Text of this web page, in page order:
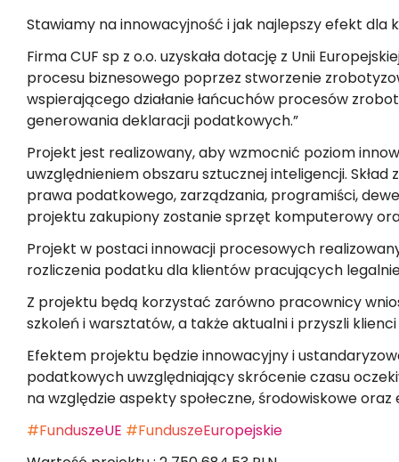
ZASIŁEK RODZINNY W HOLANDII
ZASIŁEK RODZINNY W NIEMCZECH
ODZYSKANIE CZEKU Z ANGLII
OPINIE
KROK PO KROKU
FAQ
O NAS
KARIERA
DLA FIRM
BLOG
KONTAKT
Stawiamy na innowacyjność i jak najlepszy efekt dla
Firma CUF sp z o.o. uzyskała dotację z Unii
procesu biznesowego poprzez stworzenie
wspierającego działanie łańcuchów procesów
generowania deklaracji podatkowych.”
Projekt jest realizowany, aby wzmocnić poziom
uwzględnieniem obszaru sztucznej inteligencji.
prawa podatkowego, zarządzania, programiści,
projektu zakupiony zostanie sprzęt komputerowy
Projekt w postaci innowacji procesowych
rozliczenia podatku dla klientów pracujących
Z projektu będą korzystać zarówno pracownicy
szkoleń i warsztatów, a także aktualni i przyszli
Efektem projektu będzie innowacyjny i
podatkowych uwzględniający skrócenie czasu
na względzie aspekty społeczne, środowiskowe oraz
#FunduszeUE #FunduszeEuropejskie